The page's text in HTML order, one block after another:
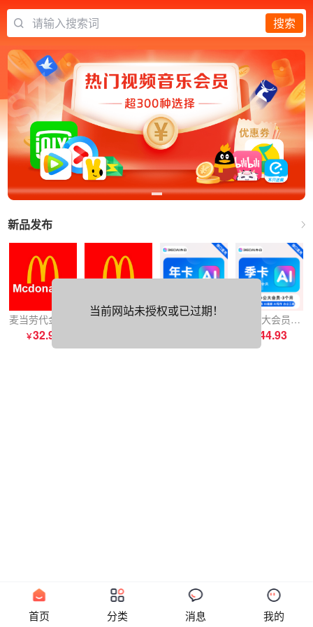
当前网站未授权或已过期！
请输入搜索词 搜索
新品发布
￥32.96
麦当劳代金券50元（提取卡密） 360AI大会员季卡
￥44.93
首页 分类 消息 我的